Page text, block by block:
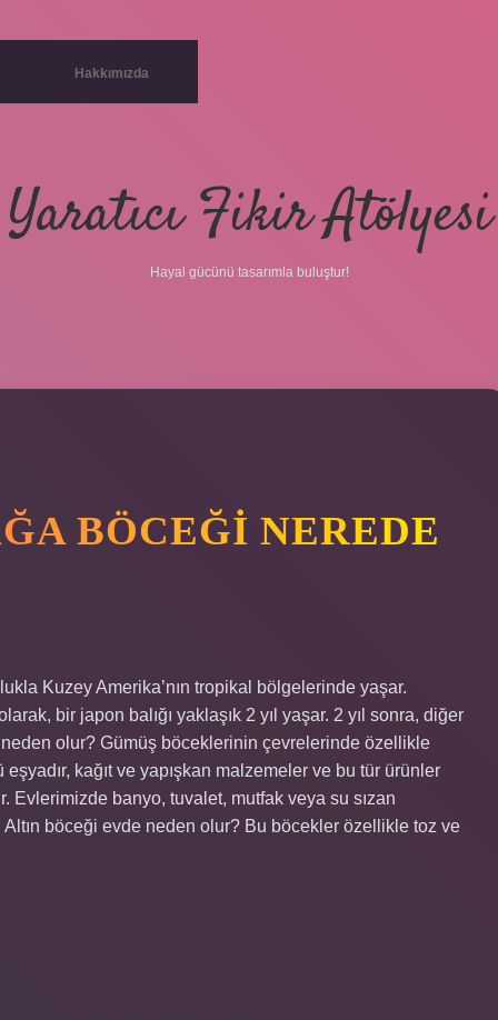
Hakkımızda
Yaratıcı Fikir Atölyesi
Hayal gücünü tasarımla buluştur!
BÖCEĞI NEREDE
Kuzey Amerika’nın tropikal bölgelerinde yaşar.
bir japon balığı yaklaşık 2 yıl yaşar. 2 yıl sonra, diğer
olur? Gümüş böceklerinin çevrelerinde özellikle
kağıt ve yapışkan malzemeler ve bu tür ürünler
banyo, tuvalet, mutfak veya su sızan
Altın böceği evde neden olur? Bu böcekler özellikle toz ve